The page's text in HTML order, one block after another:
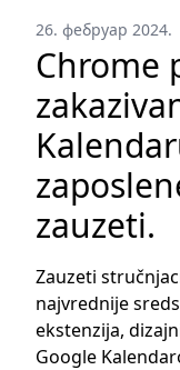
26. фебруар 2024.
Chrome
zauzeti.
Zauzeti
najvrednije
ekstenzija,
Google